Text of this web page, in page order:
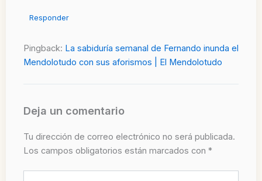
Responder
Pingback: La sabiduría semanal de Fernando inunda el
Mendolotudo con sus aforismos | El Mendolotudo
Deja un comentario
Tu dirección de correo electrónico no será publicada.
Los campos obligatorios están marcados con *